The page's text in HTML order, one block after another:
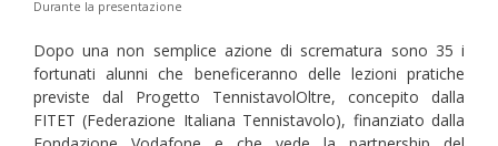
Durante la presentazione
Dopo una non semplice azione di scrematura sono 35 i
fortunati alunni che beneficeranno delle lezioni pratiche
previste dal Progetto TennistavolOltre, concepito dalla
FITET (Federazione Italiana Tennistavolo), finanziato dalla